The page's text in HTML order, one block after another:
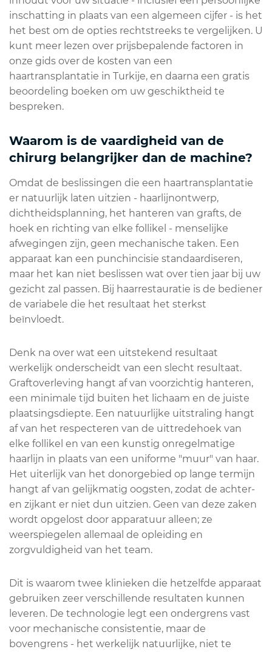
inschatting in plaats van een algemeen cijfer - is het
het best om de opties rechtstreeks te vergelijken. U
kunt meer lezen over prijsbepalende factoren in
onze gids over de kosten van een
haartransplantatie in Turkije, en daarna een gratis
beoordeling boeken om uw geschiktheid te
bespreken.
Waarom is de vaardigheid van de
chirurg belangrijker dan de machine?
Omdat de beslissingen die een haartransplantatie
er natuurlijk laten uitzien - haarlijnontwerp,
dichtheidsplanning, het hanteren van grafts, de
hoek en richting van elke follikel - menselijke
afwegingen zijn, geen mechanische taken. Een
apparaat kan een punchincisie standaardiseren,
maar het kan niet beslissen wat over tien jaar bij uw
gezicht zal passen. Bij haarrestauratie is de bediener
de variabele die het resultaat het sterkst
beïnvloedt.
Denk na over wat een uitstekend resultaat
werkelijk onderscheidt van een slecht resultaat.
Graftoverleving hangt af van voorzichtig hanteren,
een minimale tijd buiten het lichaam en de juiste
plaatsingsdiepte. Een natuurlijke uitstraling hangt
af van het respecteren van de uittredehoek van
elke follikel en van een kunstig onregelmatige
haarlijn in plaats van een uniforme "muur" van haar.
Het uiterlijk van het donorgebied op lange termijn
hangt af van gelijkmatig oogsten, zodat de achter-
en zijkant er niet dun uitzien. Geen van deze zaken
wordt opgelost door apparatuur alleen; ze
weerspiegelen allemaal de opleiding en
zorgvuldigheid van het team.
Dit is waarom twee klinieken die hetzelfde apparaat
gebruiken zeer verschillende resultaten kunnen
leveren. De technologie legt een ondergrens vast
voor mechanische consistentie, maar de
bovengrens - het werkelijk natuurlijke, niet te